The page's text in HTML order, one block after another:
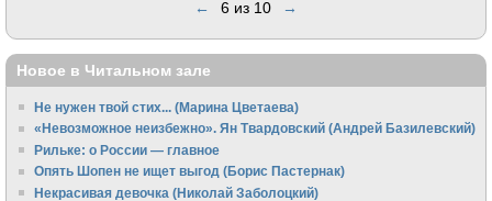
← 6 из 10 →
Новое в Читальном зале
Не нужен твой стих... (Марина Цветаева)
«Невозможное неизбежно». Ян Твардовский (Андрей Базилевский)
Рильке: о России — главное
Опять Шопен не ищет выгод (Борис Пастернак)
Некрасивая девочка (Николай Заболоцкий)